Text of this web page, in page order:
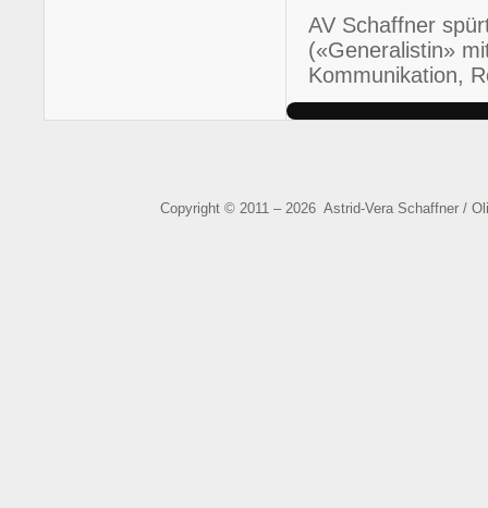
Updates
dieses
Autors
beenden
Schaffner
AV Schaffner
(«Generalistin»
Kommunikation,
Copyright © 2011 – 2026 Astrid-Vera Schaffner /